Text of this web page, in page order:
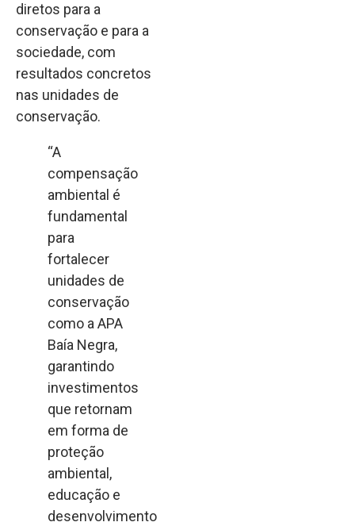
diretos para a
conservação e para a
sociedade, com
resultados concretos
nas unidades de
conservação.
“A
compensação
ambiental é
fundamental
para
fortalecer
unidades de
conservação
como a APA
Baía Negra,
garantindo
investimentos
que retornam
em forma de
proteção
ambiental,
educação e
desenvolvimento